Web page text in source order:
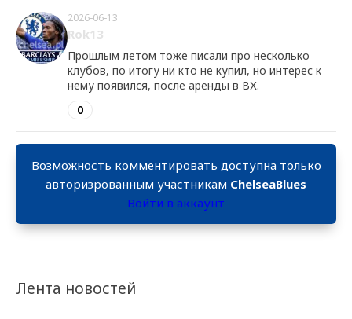
Лента новостей
2026-06-13
Rok13
Прошлым летом тоже писали про несколько
клубов, по итогу ни кто не купил, но интерес к
нему появился, после аренды в ВХ.
0
Возможность комментировать доступна только
авторизрованным участникам ChelseaBlues
Войти в аккаунт